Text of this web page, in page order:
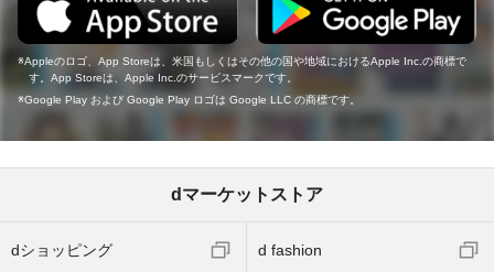
Appleのロゴ、App Storeは、米国もしくはその他の国や地域におけるApple Inc.の商標で
す。App Storeは、Apple Inc.のサービスマークです。
Google Play および Google Play ロゴは Google LLC の商標です。
dマーケットストア
dショッピング d fashion